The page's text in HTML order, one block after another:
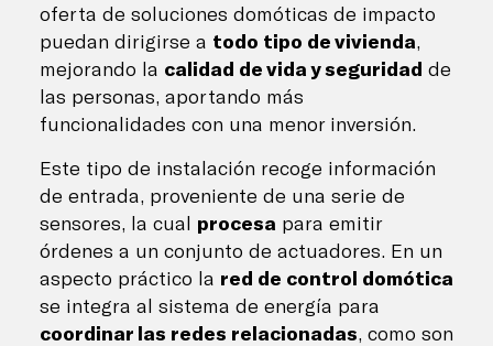
oferta de soluciones domóticas de impacto
puedan dirigirse a todo tipo de vivienda,
mejorando la calidad de vida y seguridad de
las personas, aportando más
funcionalidades con una menor inversión.
Este tipo de instalación recoge información
de entrada, proveniente de una serie de
sensores, la cual procesa para emitir
órdenes a un conjunto de actuadores. En un
aspecto práctico la red de control domótica
se integra al sistema de energía para
coordinar las redes relacionadas, como son